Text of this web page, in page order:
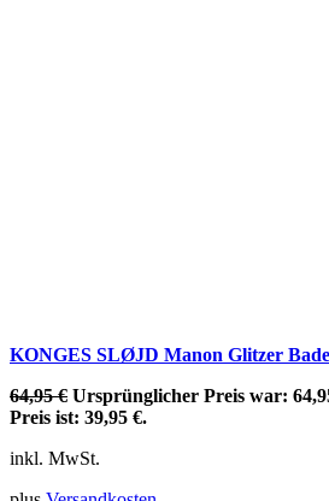
KONGES SLØJD Manon Glitzer
64,95€ Ursprünglicher Preis war:
Preis ist: 39,95 €.
inkl. MwSt.